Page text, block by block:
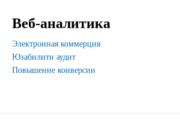
Веб-аналитика
Электронная коммерция
Юзабилити аудит
Повышение конверсии